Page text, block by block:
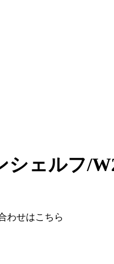
シェルフ/
わせはこちら